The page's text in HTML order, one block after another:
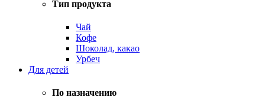
Тип продукта
Чай
Кофе
Шоколад, какао
Урбеч
Для детей
По назначению